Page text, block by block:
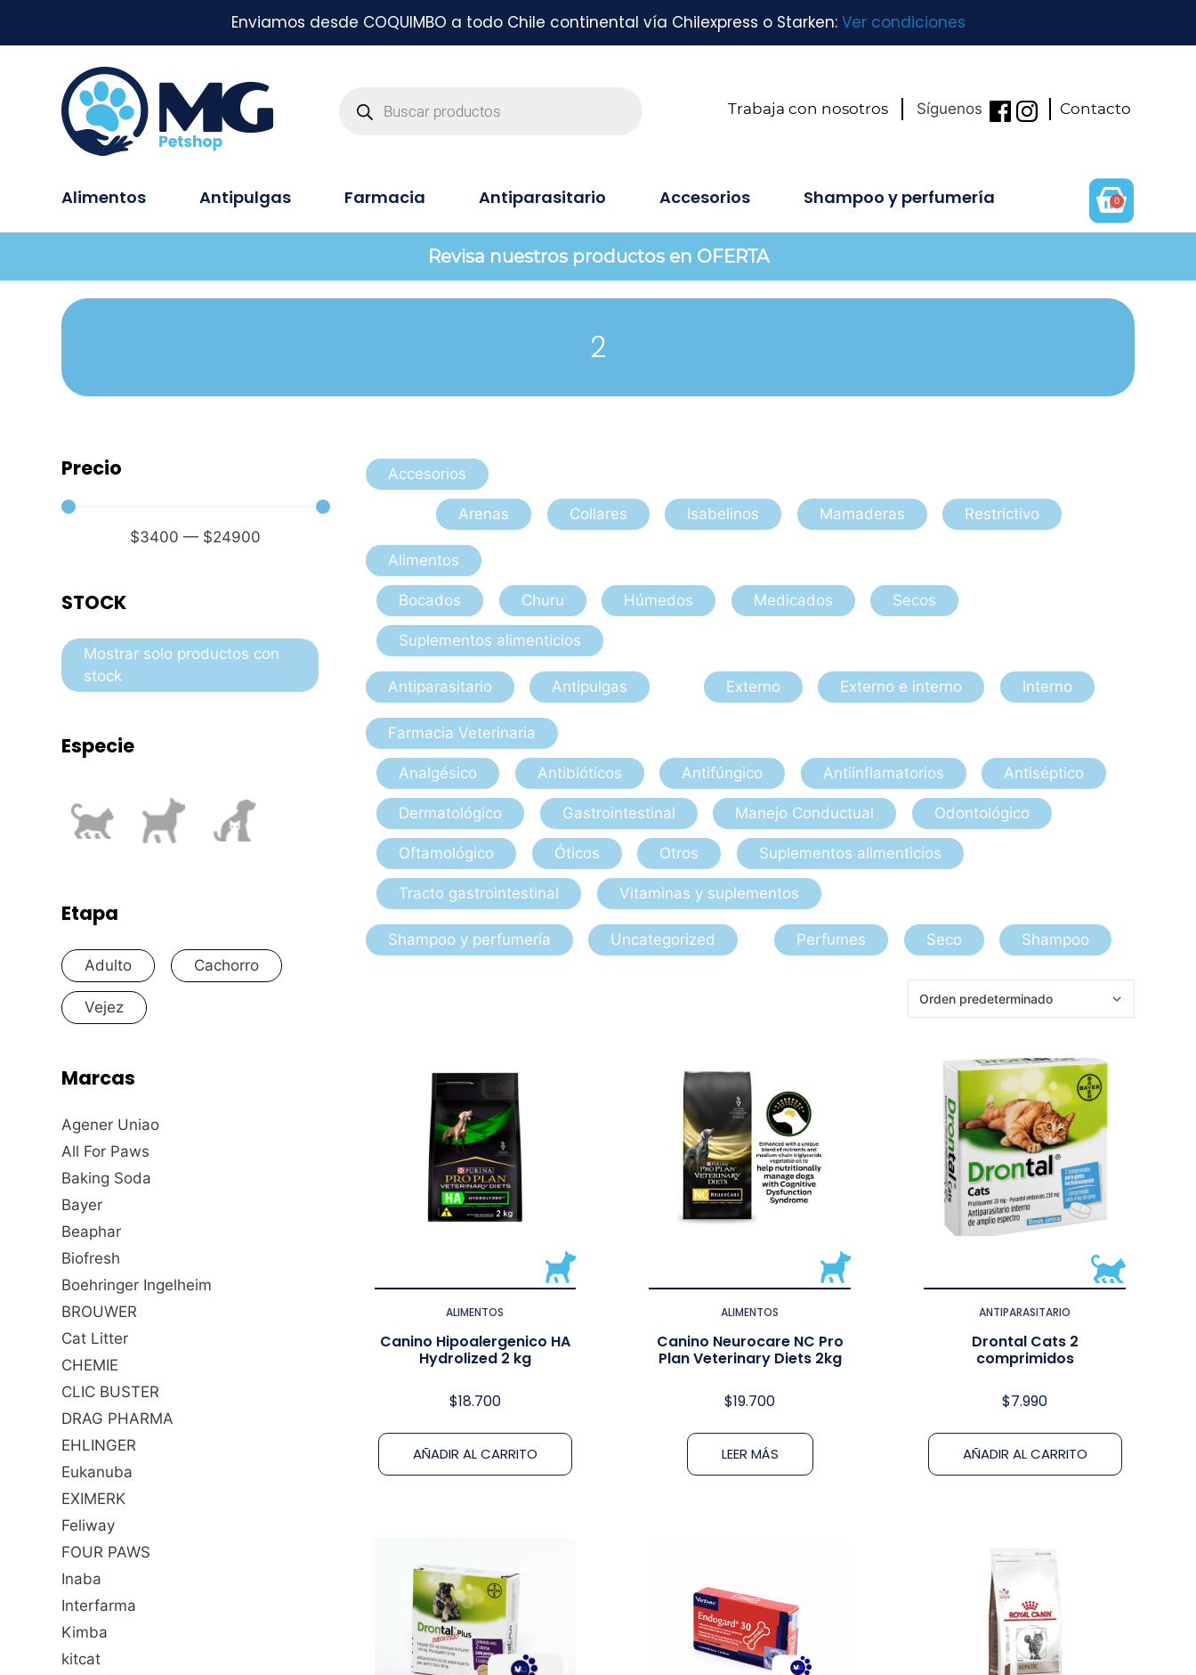
Enviamos desde COQUIMBO a todo Chile continental vía Chilexpress o Starken: Ver condiciones
Trabaja con nosotros Síguenos Contacto
Alimentos Antipulgas Farmacia Antiparasitario Accesorios Shampoo y perfumería 0
Revisa nuestros productos en OFERTA
2
Precio
$3400 — $24900
STOCK
Mostrar solo productos con
stock
Especie
Etapa
Adulto Cachorro
Vejez
Marcas
Agener Uniao
All For Paws
Baking Soda
Bayer
Beaphar
Biofresh
Boehringer Ingelheim
BROUWER
Cat Litter
CHEMIE
CLIC BUSTER
DRAG PHARMA
EHLINGER
Eukanuba
EXIMERK
Feliway
FOUR PAWS
Inaba
Interfarma
Kimba
kitcat
Accesorios
Arenas Collares Isabelinos Mamaderas Restrictivo
Alimentos
Bocados Churu Húmedos Medicados Secos
Suplementos alimenticios
Antiparasitario Externo Externo e interno Interno
Antipulgas
Farmacia Veterinaria
Analgésico Antibióticos Antifúngico Antiinflamatorios Antiséptico
Dermatológico Gastrointestinal Manejo Conductual Odontológico
Oftamológico Óticos Otros Suplementos alimenticios
Tracto gastrointestinal Vitaminas y suplementos
Shampoo y perfumería Perfumes Seco Shampoo
Uncategorized
ALIMENTOS
Canino Hipoalergenico HA
Hydrolized 2 kg
$18.700
AÑADIR AL CARRITO
ALIMENTOS
Canino Neurocare NC Pro
Plan Veterinary Diets 2kg
$19.700
LEER MÁS
ANTIPARASITARIO
Drontal Cats 2
comprimidos
$7.990
AÑADIR AL CARRITO